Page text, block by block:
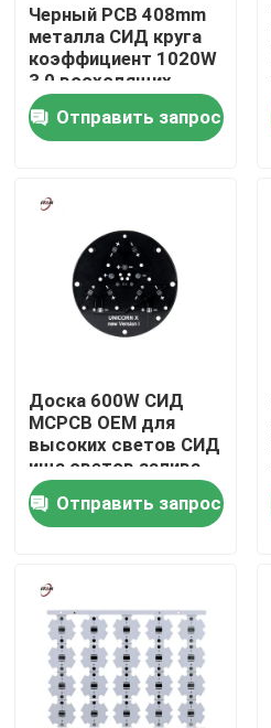
Домой
Видеозаписи
О нас
Контроль качества
Свяжитесь с нами
Запросите цитату
Shop
Черный PCB 408mm
металла СИД круга
коэффициент 1020W
3,0 восходящих
потоков теплого
воздуха
Отправить запрос
Доска 600W СИД
MCPCB OEM для
высоких светов СИД
ища светов залива
Отправить запрос